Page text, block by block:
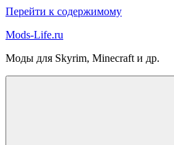
Перейти к содержимому
Mods-Life.ru
Моды для Skyrim, Minecraft и др.